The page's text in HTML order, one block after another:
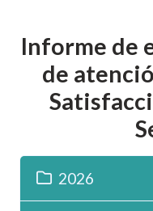
Informe de
de
2026